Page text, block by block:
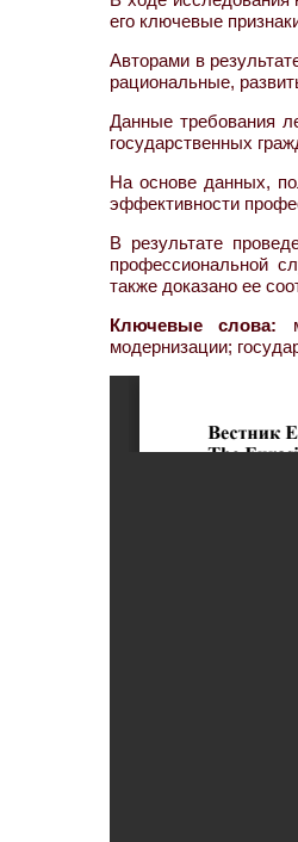
его ключевые
Авторами в
рациональные,
Данные требования
государственных
На основе данных,
эффективности
В результате
профессиональной
также доказано ее
Ключевые слова:
модернизации;